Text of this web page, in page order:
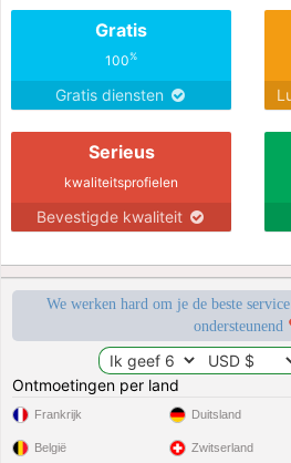
Gratis
100%
Gratis diensten
Serieus
kwaliteitsprofielen
Bevestigde kwaliteit
We werken hard om je de beste
ondersteunend
Ontmoetingen per land
Frankrijk
België
Duitsland
Zwitserland